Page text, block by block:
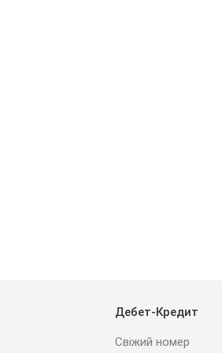
Дебет-Кредит
Свіжий номер